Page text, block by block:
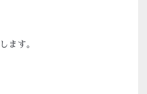
ます。